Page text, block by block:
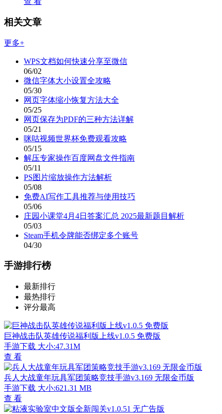
相关文章
更多+
WPS文档如何快速分享至微信
06/02
微信字体大小设置全攻略
05/30
网页字体缩小恢复方法大全
05/25
网页保存为PDF的三种方法详解
05/21
咪咕视频世界杯免费观看攻略
05/15
解压专家操作百度网盘文件指南
05/11
PS图片缩放操作方法解析
05/08
免费AI写作工具推荐与使用技巧
05/06
庄园小课堂4月4日答案汇总 2025最新题目解析
05/03
Steam手机令牌能否绑定多个账号
04/30
手游排行榜
最新排行
最热排行
评分最高
巨神战击队英雄传说福利版上线v1.0.5 免费版
手游下载 大小:47.31M
查 看
兵人大战童年玩具军团策略竞技手游v3.169 无限金币版
手游下载 大小:621.31 MB
查 看